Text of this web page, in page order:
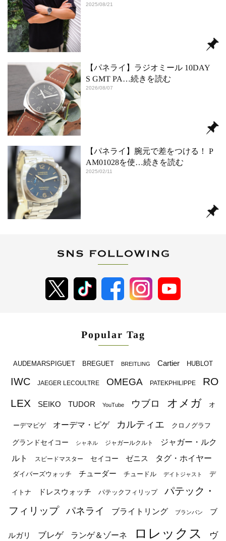
2025/08/21
【パネライ】ラジオミール 10DAY
S GMT PA …続きを読む
2026/08/07
【パネライ】腕元で差をつける！ P
AM01028を使…続きを読む
2025/02/11
Popular Tag
AUDEMARSPIGUET BREGUET BREITLING Cartier HUBLOT
IWC JAEGER LECOULTRE OMEGA PATEKPHILIPPE
RO
LEX
SEIKO TUDOR YouTube ウブロ オメガ オ
ーデマピゲ オーデマ・ピゲ カルティエ クロノグラフ
グランドセイコー シャネル ジャガールクルト
ジャガー・ルク
ルト
スピードマスター セイコー ゼニス タグ・ホイヤー
ダイバーズウォッチ チューダー チュードル デイトジャスト デ
イトナ ドレスウォッチ パテックフィリップ
パテック・
フィリップ
パネライ ブライトリング ブランパン ブ
ルガリ ブレゲ ランゲ＆ゾーネ ロレックス ヴ